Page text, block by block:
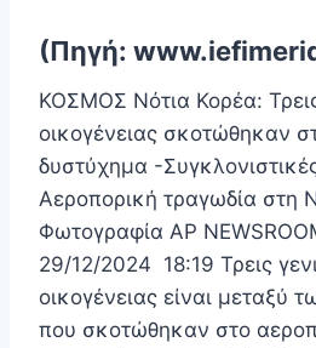
(Πηγή:
ΚΟΣΜΟΣ Νότια Κορέα:
οικογένειας σκοτώθηκαν
δυστύχημα -
Αεροπορική τραγωδία στη
Φωτογραφία AP
29/12/2024 18:19 Τρεις
οικογένειας είναι μεταξύ
που σκοτώθηκαν στο